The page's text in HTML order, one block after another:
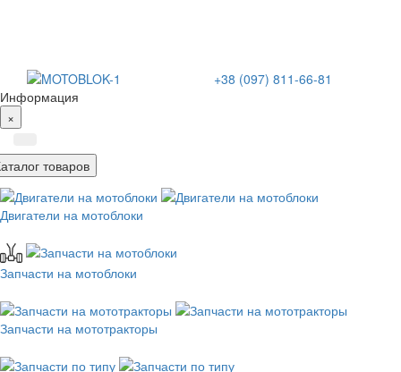
+38 (097) 811-66-81
Информация
×
товаров
Двигатели на мотоблоки
Запчасти на мотоблоки
Запчасти на мототракторы